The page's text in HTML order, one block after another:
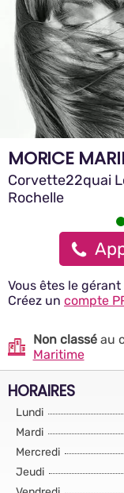
MORICE
Corvette22quai
Rochelle
Vous êtes le
Créez un compte
Non classéau
Maritime
HORAIRES
Lundi
Mardi
Mercredi
Jeudi